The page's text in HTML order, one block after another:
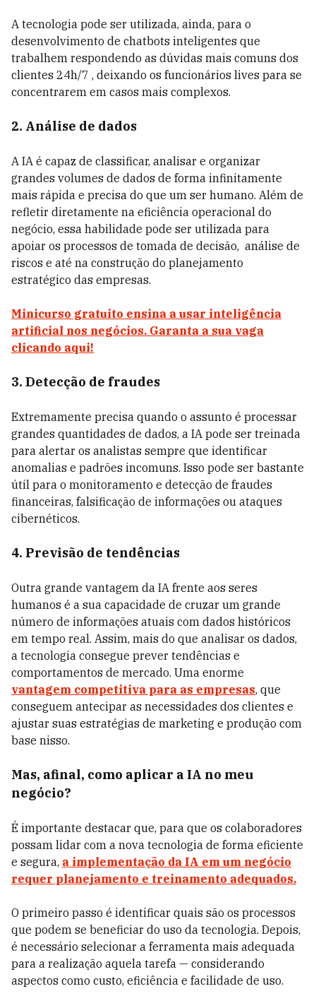
A tecnologia pode ser utilizada, ainda, para o
desenvolvimento de chatbots inteligentes que
trabalhem respondendo as dúvidas mais comuns dos
clientes 24h/7 , deixando os funcionários lives para se
concentrarem em casos mais complexos.
2. Análise de dados
A IA é capaz de classificar, analisar e organizar
grandes volumes de dados de forma infinitamente
mais rápida e precisa do que um ser humano. Além de
refletir diretamente na eficiência operacional do
negócio, essa habilidade pode ser utilizada para
apoiar os processos de tomada de decisão, análise de
riscos e até na construção do planejamento
estratégico das empresas.
Minicurso gratuito ensina a usar inteligência
artificial nos negócios. Garanta a sua vaga
clicando aqui!
3. Detecção de fraudes
Extremamente precisa quando o assunto é processar
grandes quantidades de dados, a IA pode ser treinada
para alertar os analistas sempre que identificar
anomalias e padrões incomuns. Isso pode ser bastante
útil para o monitoramento e detecção de fraudes
financeiras, falsificação de informações ou ataques
cibernéticos.
4. Previsão de tendências
Outra grande vantagem da IA frente aos seres
humanos é a sua capacidade de cruzar um grande
número de informações atuais com dados históricos
em tempo real. Assim, mais do que analisar os dados,
a tecnologia consegue prever tendências e
comportamentos de mercado. Uma enorme
vantagem competitiva para as empresas, que
conseguem antecipar as necessidades dos clientes e
ajustar suas estratégias de marketing e produção com
base nisso.
Mas, afinal, como aplicar a IA no meu
negócio?
É importante destacar que, para que os colaboradores
possam lidar com a nova tecnologia de forma eficiente
e segura, a implementação da IA em um negócio
requer planejamento e treinamento adequados.
O primeiro passo é identificar quais são os processos
que podem se beneficiar do uso da tecnologia. Depois,
é necessário selecionar a ferramenta mais adequada
para a realização aquela tarefa — considerando
aspectos como custo, eficiência e facilidade de uso.